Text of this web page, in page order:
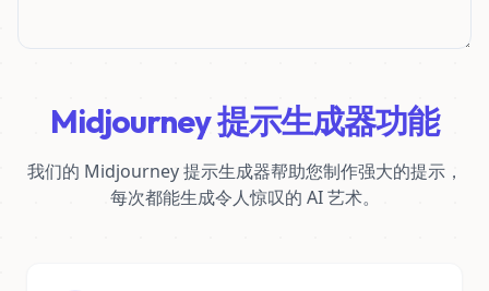
Midjourney 提示生成器功能
我们的 Midjourney 提示生成器帮助您制作强大的提示，
每次都能生成令人惊叹的 AI 艺术。